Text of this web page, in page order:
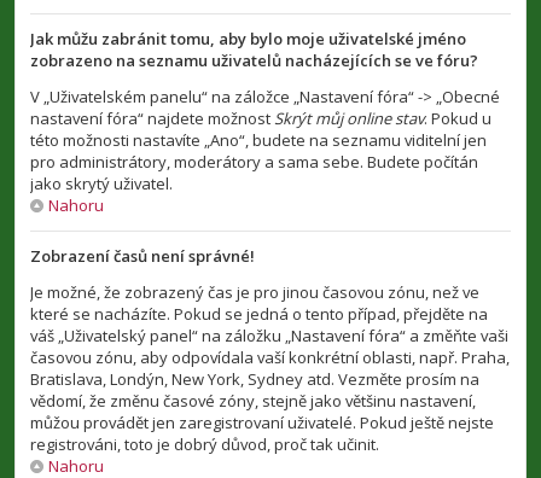
Jak můžu zabránit tomu, aby bylo moje uživatelské jméno
zobrazeno na seznamu uživatelů nacházejících se ve fóru?
V „Uživatelském panelu“ na záložce „Nastavení fóra“ -> „Obecné
nastavení fóra“ najdete možnostSkrýt můj online stav. Pokud u
této možnosti nastavíte „Ano“, budete na seznamu viditelní jen
pro administrátory, moderátory a sama sebe. Budete počítán
jako skrytý uživatel.
Nahoru
Zobrazení časů není správné!
Je možné, že zobrazený čas je pro jinou časovou zónu, než ve
které se nacházíte. Pokud se jedná o tento případ, přejděte na
váš „Uživatelský panel“ na záložku „Nastavení fóra“ a změňte vaši
časovou zónu, aby odpovídala vaší konkrétní oblasti, např. Praha,
Bratislava, Londýn, New York, Sydney atd. Vezměte prosím na
vědomí, že změnu časové zóny, stejně jako většinu nastavení,
můžou provádět jen zaregistrovaní uživatelé. Pokud ještě nejste
registrováni, toto je dobrý důvod, proč tak učinit.
Nahoru